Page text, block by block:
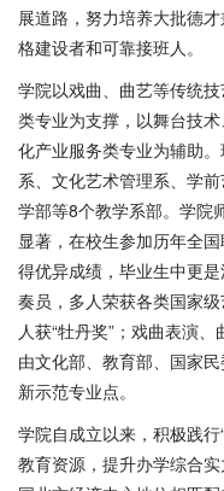
展道路，努力培养大批德
格建设者和可靠接班人。
学院以戏曲、曲艺等传统
类专业为支撑，以舞台技
化产业服务类专业为辅助
系、文化艺术管理系、学
学部等8个教学系部。学院
显著，在校生参加历年全
得优异成绩，毕业生中更
奏员，多人荣获各类国家
人获“牡丹奖”；戏曲表演
由文化部、教育部、国家
新示范专业点。
学院自成立以来，积极践行
教育资源，提升办学综合